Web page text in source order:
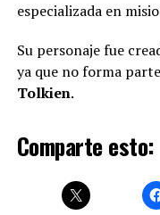
especializada en
Su personaje fue
ya que no forma
Tolkien.
Comparte esto: